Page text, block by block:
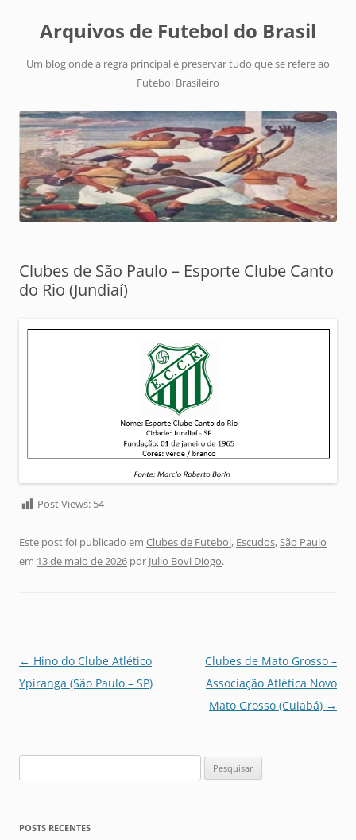
Arquivos de Futebol do Brasil
Um blog onde a regra principal é preservar tudo que se refere ao
Futebol Brasileiro
Clubes de São Paulo – Esporte Clube Canto
do Rio (Jundiaí)
Post Views: 54
Este post foi publicado em Clubes de Futebol, Escudos,São Paulo
em 13 de maio de 2026 por Julio Bovi Diogo.
Navegação
de
← Hino do Clube Atlético
Ypiranga (São Paulo – SP)
Clubes de Mato Grosso –
Associação Atlética Novo
Mato Grosso (Cuiabá) →
por:
POSTS RECENTES